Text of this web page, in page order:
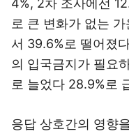
4%, 2차 조사에선
로 큰 변화가 없는
서 39.6%로 떨어졌
의 입국금지가 필요
로 늘었다 28.9%로
응답 상호간의 영향